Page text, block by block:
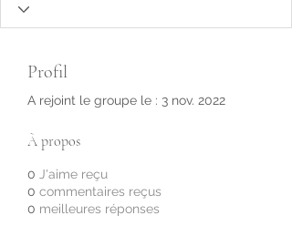
Profil
A rejoint le groupe le : 3 nov. 2022
À propos
0 J'aime reçu
0 commentaires reçus
0 meilleures réponses